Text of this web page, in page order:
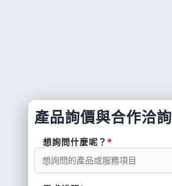
產品詢價與合作洽詢
想詢問什麼呢？